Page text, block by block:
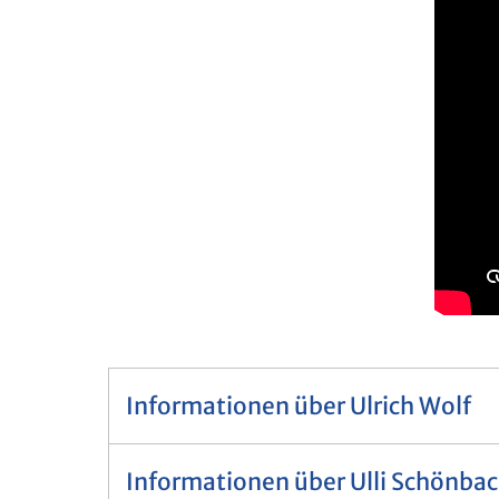
Informationen über Ulrich Wolf
Informationen über Ulli